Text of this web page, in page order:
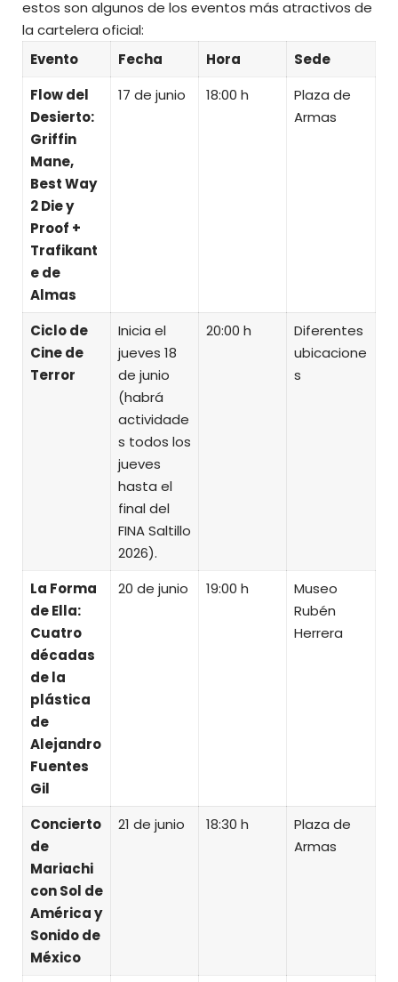
estos son algunos de los eventos más atractivos de
la cartelera oficial:
Evento
Fecha Hora
Sede
Flow del
Desierto:
Griffin
Mane,
Best Way
2 Die y
Proof +
Trafikant
e de
Almas
17 de junio 18:00 h
Plaza de
Armas
Ciclo de
Cine de
Terror
Inicia el
jueves 18
de junio
(habrá
actividade
s todos los
jueves
hasta el
final del
FINA Saltillo
2026).
20:00 h
Diferentes
ubicacione
s
La Forma
de Ella:
Cuatro
décadas
de la
plástica
de
Alejandro
Fuentes
Gil
20 de junio 19:00 h
Museo
Rubén
Herrera
Concierto
de
Mariachi
con Sol de
América y
Sonido de
México
21 de junio 18:30 h
Plaza de
Armas